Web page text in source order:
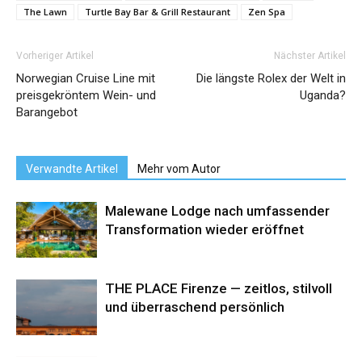
The Lawn
Turtle Bay Bar & Grill Restaurant Zen Spa
Vorheriger Artikel
Norwegian Cruise Line mit
preisgekröntem Wein- und
Barangebot
Nächster Artikel
Die längste Rolex der Welt in
Uganda?
Verwandte Artikel Mehr vom Autor
Malewane Lodge nach umfassender
Transformation wieder eröffnet
THE PLACE Firenze — zeitlos, stilvoll
und überraschend persönlich